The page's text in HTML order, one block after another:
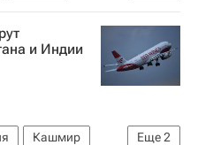
НАТОи Индии
Еще2
Кашмир